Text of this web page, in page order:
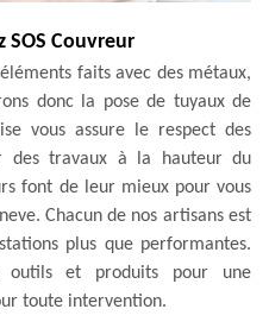
SOS Couvreur
faits avec des métaux,
donc la pose de tuyaux de
vous assure le respect des
des travaux à la hauteur du
font de leur mieux pour vous
Chacun de nos artisans est
plus que performantes.
outils et produits pour une
toute intervention.